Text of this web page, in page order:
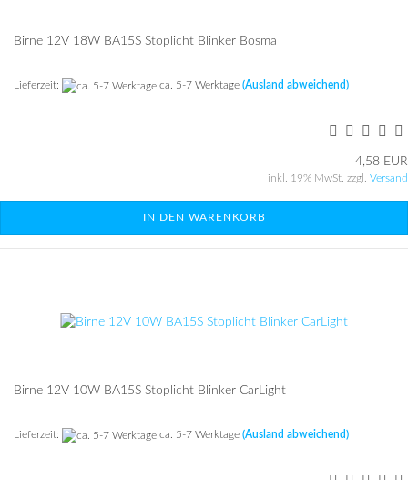
Birne 12V 18W BA15S Sto­plicht Blin­ker Bosma
Lieferzeit: ca. 5-7 Werktage (Ausland abweichend)
4,58 EUR
inkl. 19% MwSt. zzgl. Versand
IN DEN WARENKORB
Birne 12V 10W BA15S Sto­plicht Blin­ker Car­Light
Lieferzeit: ca. 5-7 Werktage (Ausland abweichend)